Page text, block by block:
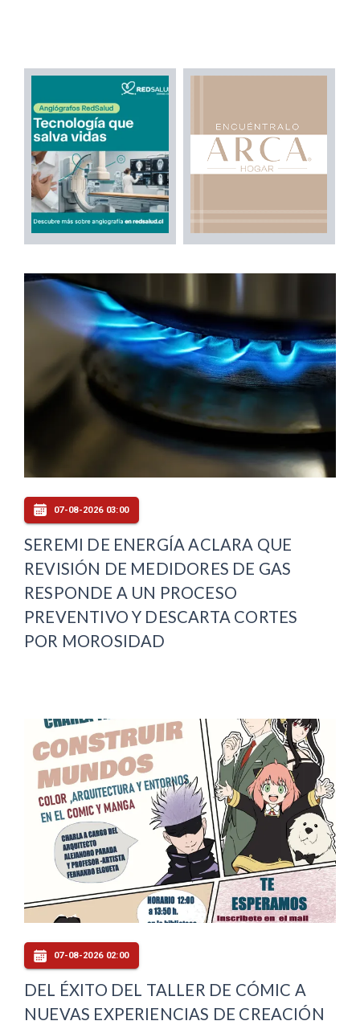
07-08-2026 03:00
SEREMI DE ENERGÍA ACLARA QUE
REVISIÓN DE MEDIDORES DE GAS
RESPONDE A UN PROCESO
PREVENTIVO Y DESCARTA CORTES
POR MOROSIDAD
07-08-2026 02:00
DEL ÉXITO DEL TALLER DE CÓMIC A
NUEVAS EXPERIENCIAS DE CREACIÓN